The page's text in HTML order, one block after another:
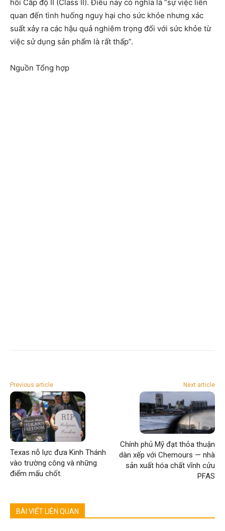
hồi Cấp độ II (Class II). Điều này có nghĩa là “sự việc liên
quan đến tình huống nguy hại cho sức khỏe nhưng xác
suất xảy ra các hậu quả nghiêm trọng đối với sức khỏe từ
việc sử dụng sản phẩm là rất thấp”.
Nguồn Tổng hợp
Previous article
Texas nỗ lực đưa Kinh Thánh
vào trường công và những
điểm mấu chốt.
Next article
Chính phủ Mỹ đạt thỏa thuận
dàn xếp với Chemours — nhà
sản xuất hóa chất vĩnh cửu
PFAS
BÀI VIẾT LIÊN QUAN